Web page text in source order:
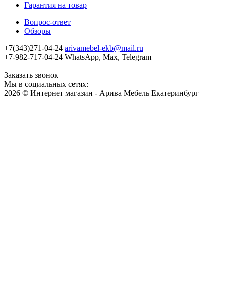
Гарантия на товар
Вопрос-ответ
Обзоры
+7(343)271-04-24 arivamebel-ekb@mail.ru
+7-982-717-04-24 WhatsApp, Max, Telegram
Заказать звонок
Мы в социальных сетях:
2026 © Интернет магазин - Арива Мебель Екатеринбург